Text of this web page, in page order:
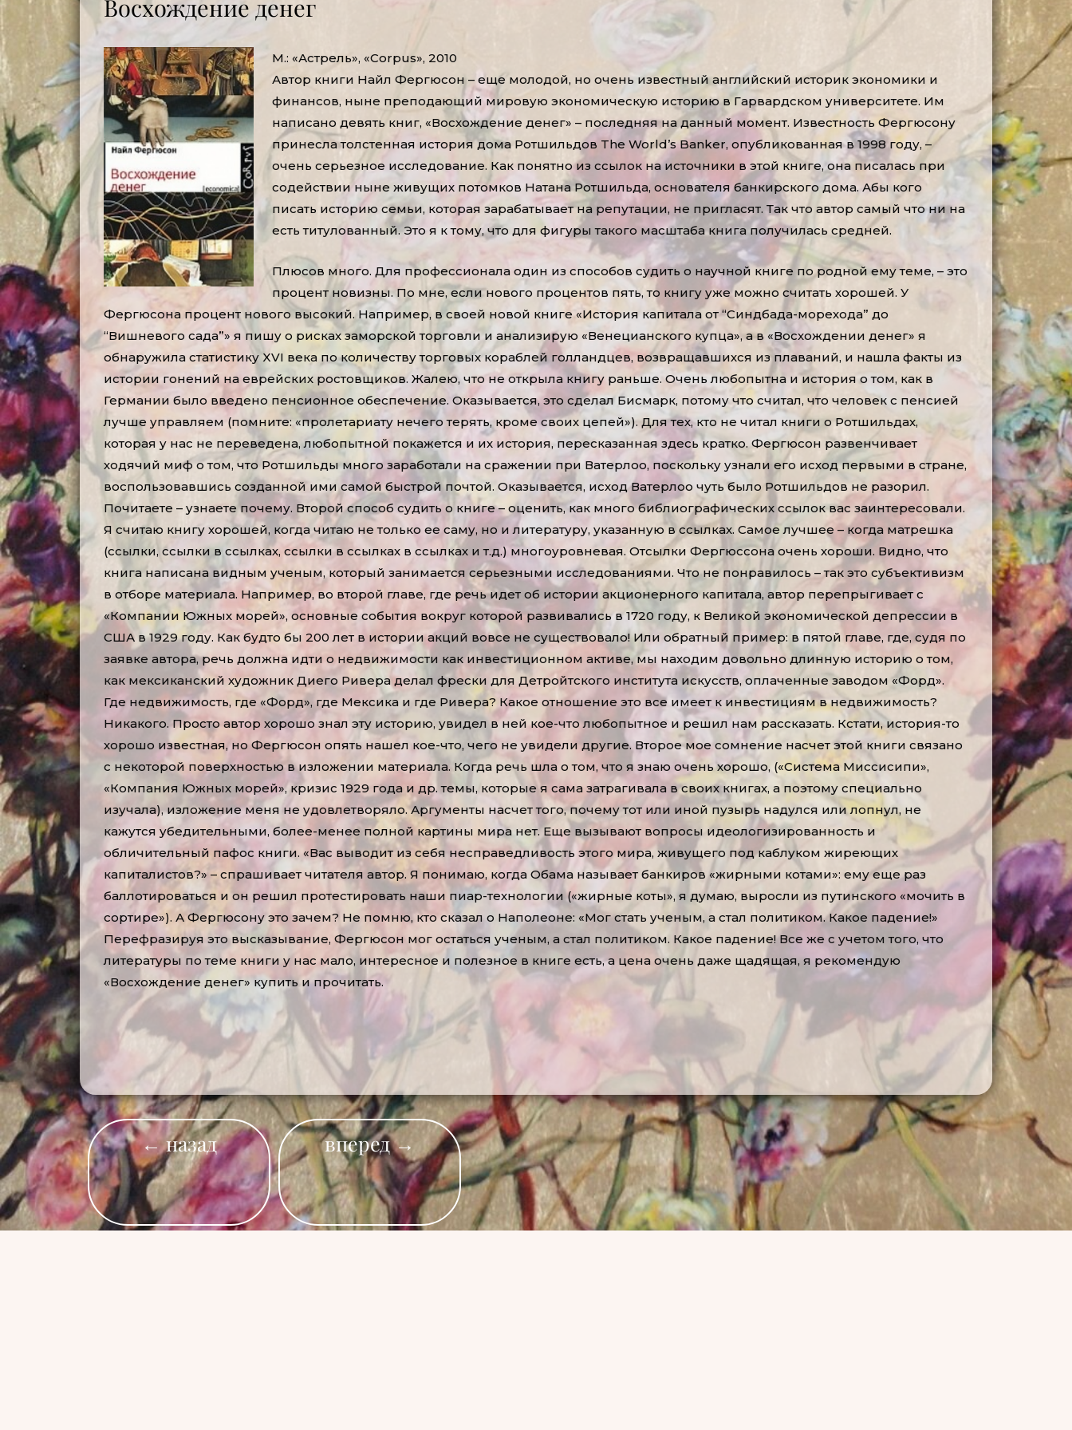
Восхождение денег
М.: «Астрель», «Corpus», 2010
Автор книги Найл Фергюсон – еще молодой, но очень известный английский историк экономики и
финансов, ныне преподающий мировую экономическую историю в Гарвардском университете. Им
написано девять книг, «Восхождение денег» – последняя на данный момент. Известность Фергюсону
принесла толстенная история дома Ротшильдов The World’s Banker, опубликованная в 1998 году, –
очень серьезное исследование. Как понятно из ссылок на источники в этой книге, она писалась при
содействии ныне живущих потомков Натана Ротшильда, основателя банкирского дома. Абы кого
писать историю семьи, которая зарабатывает на репутации, не пригласят. Так что автор самый что ни на
есть титулованный. Это я к тому, что для фигуры такого масштаба книга получилась средней.
Плюсов много. Для профессионала один из способов судить о научной книге по родной ему теме, – это
процент новизны. По мне, если нового процентов пять, то книгу уже можно считать хорошей. У
Фергюсона процент нового высокий. Например, в своей новой книге «История капитала от “Синдбада-морехода” до
“Вишневого сада”» я пишу о рисках заморской торговли и анализирую «Венецианского купца», а в «Восхождении денег» я
обнаружила статистику XVI века по количеству торговых кораблей голландцев, возвращавшихся из плаваний, и нашла факты из
истории гонений на еврейских ростовщиков. Жалею, что не открыла книгу раньше. Очень любопытна и история о том, как в
Германии было введено пенсионное обеспечение. Оказывается, это сделал Бисмарк, потому что считал, что человек с пенсией
лучше управляем (помните: «пролетариату нечего терять, кроме своих цепей»). Для тех, кто не читал книги о Ротшильдах,
которая у нас не переведена, любопытной покажется и их история, пересказанная здесь кратко. Фергюсон развенчивает
ходячий миф о том, что Ротшильды много заработали на сражении при Ватерлоо, поскольку узнали его исход первыми в стране,
воспользовавшись созданной ими самой быстрой почтой. Оказывается, исход Ватерлоо чуть было Ротшильдов не разорил.
Почитаете – узнаете почему. Второй способ судить о книге – оценить, как много библиографических ссылок вас заинтересовали.
Я считаю книгу хорошей, когда читаю не только ее саму, но и литературу, указанную в ссылках. Самое лучшее – когда матрешка
(ссылки, ссылки в ссылках, ссылки в ссылках в ссылках и т.д.) многоуровневая. Отсылки Фергюссона очень хороши. Видно, что
книга написана видным ученым, который занимается серьезными исследованиями. Что не понравилось – так это субъективизм
в отборе материала. Например, во второй главе, где речь идет об истории акционерного капитала, автор перепрыгивает с
«Компании Южных морей», основные события вокруг которой развивались в 1720 году, к Великой экономической депрессии в
США в 1929 году. Как будто бы 200 лет в истории акций вовсе не существовало! Или обратный пример: в пятой главе, где, судя по
заявке автора, речь должна идти о недвижимости как инвестиционном активе, мы находим довольно длинную историю о том,
как мексиканский художник Диего Ривера делал фрески для Детройтского института искусств, оплаченные заводом «Форд».
Где недвижимость, где «Форд», где Мексика и где Ривера? Какое отношение это все имеет к инвестициям в недвижимость?
Никакого. Просто автор хорошо знал эту историю, увидел в ней кое-что любопытное и решил нам рассказать. Кстати, история-то
хорошо известная, но Фергюсон опять нашел кое-что, чего не увидели другие. Второе мое сомнение насчет этой книги связано
с некоторой поверхностью в изложении материала. Когда речь шла о том, что я знаю очень хорошо, («Система Миссисипи»,
«Компания Южных морей», кризис 1929 года и др. темы, которые я сама затрагивала в своих книгах, а поэтому специально
изучала), изложение меня не удовлетворяло. Аргументы насчет того, почему тот или иной пузырь надулся или лопнул, не
кажутся убедительными, более-менее полной картины мира нет. Еще вызывают вопросы идеологизированность и
обличительный пафос книги. «Вас выводит из себя несправедливость этого мира, живущего под каблуком жиреющих
капиталистов?» – спрашивает читателя автор. Я понимаю, когда Обама называет банкиров «жирными котами»: ему еще раз
баллотироваться и он решил протестировать наши пиар-технологии («жирные коты», я думаю, выросли из путинского «мочить в
сортире»). А Фергюсону это зачем? Не помню, кто сказал о Наполеоне: «Мог стать ученым, а стал политиком. Какое падение!»
Перефразируя это высказывание, Фергюсон мог остаться ученым, а стал политиком. Какое падение! Все же с учетом того, что
литературы по теме книги у нас мало, интересное и полезное в книге есть, а цена очень даже щадящая, я рекомендую
«Восхождение денег» купить и прочитать.
← назад вперед →